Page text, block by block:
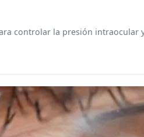
controlar la presión intraocular